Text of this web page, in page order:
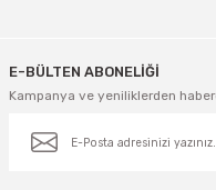
E-BÜLTEN ABONELİĞİ
Kampanya ve yeniliklerden